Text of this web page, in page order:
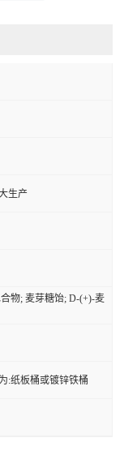
生产
物; 麦芽糖饴; D-(+)-麦
:纸板桶或镀锌铁桶